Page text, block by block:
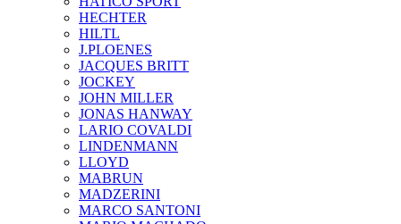
HECHTER
HILTL
J.PLOENES
JAСQUES BRITT
JOCKEY
JOHN MILLER
JONAS HANWAY
LARIO COVALDI
LINDENMANN
LLOYD
MABRUN
MADZERINI
MARCO SANTONI